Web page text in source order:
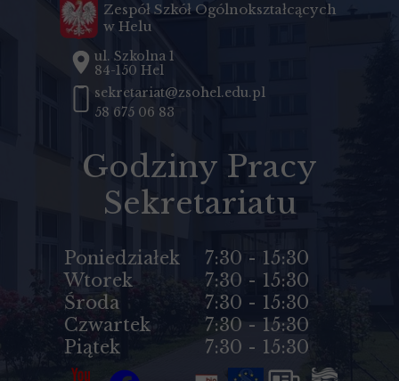
Zespół Szkół Ogólnokształcących
w Helu
ul. Szkolna 1
84-150 Hel
sekretariat@zsohel.edu.pl
58 675 06 83
Godziny Pracy
Sekretariatu
Poniedziałek
Wtorek
Środa
Czwartek
Piątek
7:30 - 15:30
7:30 - 15:30
7:30 - 15:30
7:30 - 15:30
7:30 - 15:30